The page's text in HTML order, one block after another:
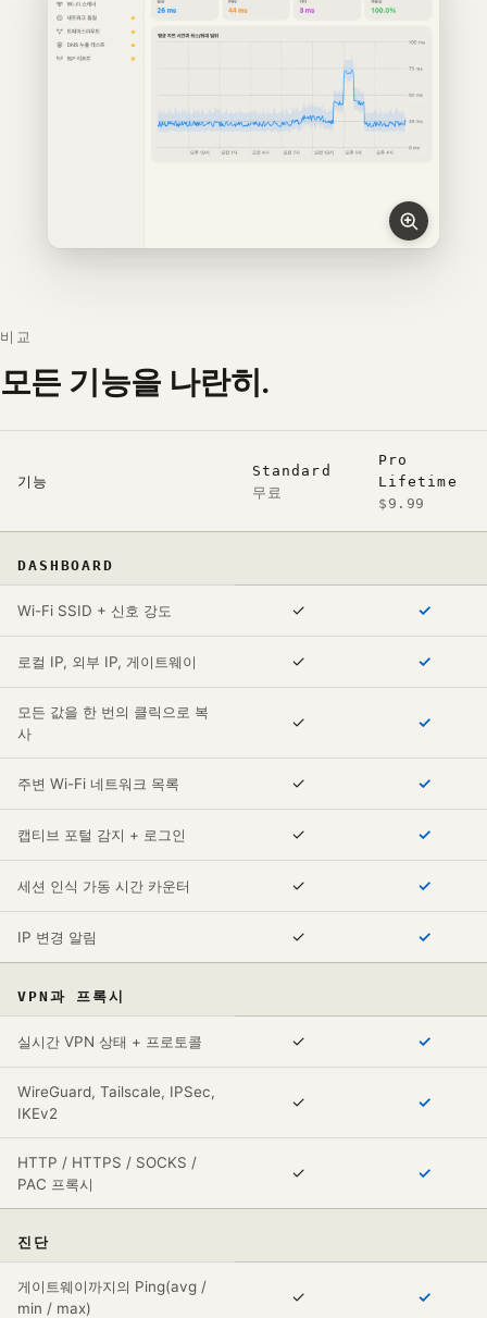
비교
모든 기능을 나란히.
기능
Standard
무료
Pro
Lifetime
$9.99
DASHBOARD
Wi-Fi SSID + 신호 강도 ✓ ✓
로컬 IP, 외부 IP, 게이트웨이 ✓ ✓
모든 값을 한 번의 클릭으로 복
사
✓ ✓
주변 Wi-Fi 네트워크 목록 ✓ ✓
캡티브 포털 감지 + 로그인 ✓ ✓
세션 인식 가동 시간 카운터 ✓ ✓
IP 변경 알림 ✓ ✓
VPN과 프록시
실시간 VPN 상태 + 프로토콜 ✓ ✓
WireGuard, Tailscale, IPSec,
IKEv2
✓ ✓
HTTP / HTTPS / SOCKS /
PAC 프록시
✓ ✓
진단
게이트웨이까지의 Ping(avg /
min / max)
✓ ✓